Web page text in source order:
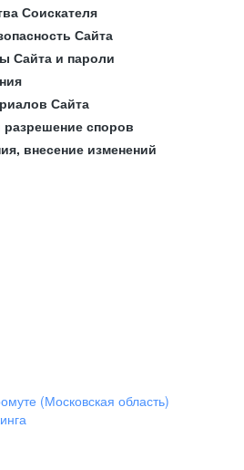
Соискателя
Сайта
Сайта и пароли
Сайта
споров
внесение изменений
(Московская область)